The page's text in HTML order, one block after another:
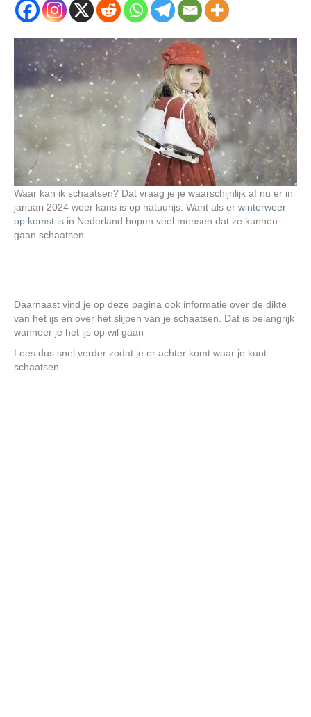
Waar kan ik schaatsen? Dat vraag je je waarschijnlijk af nu er in
januari 2024 weer kans is op natuurijs. Want als er winterweer
op komst is in Nederland hopen veel mensen dat ze kunnen
gaan schaatsen.
Daarnaast vind je op deze pagina ook informatie over de dikte
van het ijs en over het slijpen van je schaatsen. Dat is belangrijk
wanneer je het ijs op wil gaan
Lees dus snel verder zodat je er achter komt waar je kunt
schaatsen.